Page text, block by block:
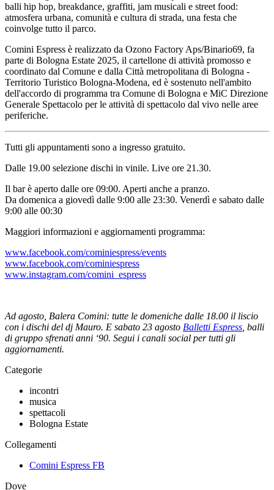
balli hip hop, breakdance, graffiti, jam musicali e street food:
atmosfera urbana, comunità e cultura di strada, una festa che
coinvolge tutto il parco.
Comini Espress è realizzato da Ozono Factory Aps/Binario69, fa
parte di Bologna Estate 2025, il cartellone di attività promosso e
coordinato dal Comune e dalla Città metropolitana di Bologna -
Territorio Turistico Bologna-Modena, ed è sostenuto nell'ambito
dell'accordo di programma tra Comune di Bologna e MiC Direzione
Generale Spettacolo per le attività di spettacolo dal vivo nelle aree
periferiche.
Tutti gli appuntamenti sono a ingresso gratuito.
Dalle 19.00 selezione dischi in vinile. Live ore 21.30.
Il bar è aperto dalle ore 09:00. Aperti anche a pranzo.
Da domenica a giovedì dalle 9:00 alle 23:30. Venerdì e sabato dalle
9:00 alle 00:30
Maggiori informazioni e aggiornamenti programma:
www.facebook.com/cominiespress/events
www.facebook.com/cominiespress
www.instagram.com/comini_espress
Ad agosto, Balera Comini: tutte le domeniche dalle 18.00 il liscio
con i dischi del dj Mauro. E sabato 23 agosto Balletti Espress , balli
di gruppo sfrenati anni ‘90. Segui i canali social per tutti gli
aggiornamenti.
Categorie
incontri
musica
spettacoli
Bologna Estate
Collegamenti
Comini Espress FB
Dove